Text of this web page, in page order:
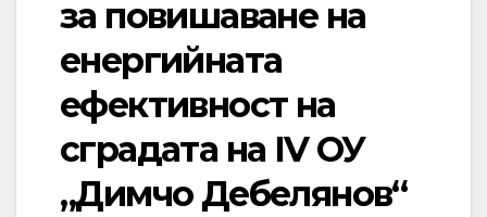
за повишаване на
енергийната
ефективност на
сградата на IV ОУ
„Димчо Дебелянов“